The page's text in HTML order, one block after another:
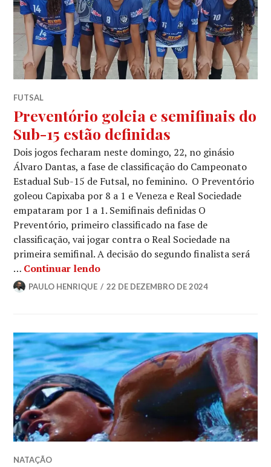
FUTSAL
Preventório goleia e semifinais do
Sub-15 estão definidas
Dois jogos fecharam neste domingo, 22, no ginásio
Álvaro Dantas, a fase de classificação do Campeonato
Estadual Sub-15 de Futsal, no feminino. O Preventório
goleou Capixaba por 8 a 1 e Veneza e Real Sociedade
empataram por 1 a 1. Semifinais definidas O
Preventório, primeiro classificado na fase de
classificação, vai jogar contra o Real Sociedade na
primeira semifinal. A decisão do segundo finalista será
… Continuar lendo
PAULO HENRIQUE 22 DE DEZEMBRO DE 2024
NATAÇÃO